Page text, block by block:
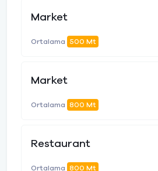
Market
Ortalama 500 Mt
Market
Ortalama 800 Mt
Restaurant
Ortalama 800 Mt